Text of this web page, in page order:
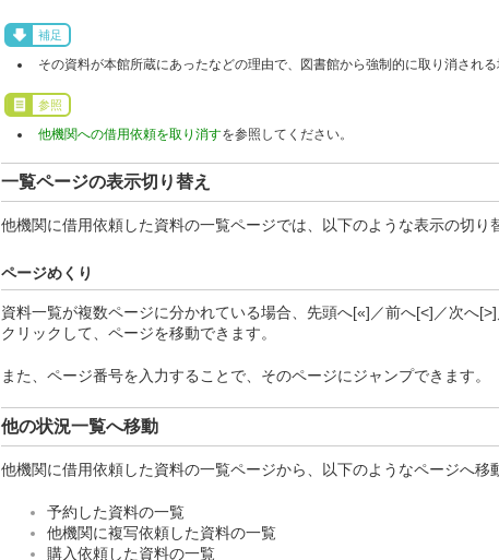
補足
その資料が本館所蔵にあったなどの理由で、図書館から強制的に取り消され
参照
他機関への借用依頼を取り消すを参照してください。
一覧ページの表示切り替え
他機関に借用依頼した資料の一覧ページでは、以下のような表示の切り
ページめくり
資料一覧が複数ページに分かれている場合、先頭へ[«]／前へ[<]／次へ
クリックして、ページを移動できます。
また、ページ番号を入力することで、そのページにジャンプできます。
他の状況一覧へ移動
他機関に借用依頼した資料の一覧ページから、以下のようなページへ移
予約した資料の一覧
他機関に複写依頼した資料の一覧
購入依頼した資料の一覧